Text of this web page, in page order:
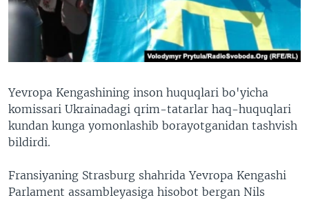
VIDEO
XABARLAR SURATLARDA
ODNOKLASSNIKI
TELEGRAM
TWITTER
SOUNDCLOUD
Yevropa Kengashining inson huquqlari bo'yicha
komissari Ukrainadagi qrim-tatarlar haq-huquqlari
kundan kunga yomonlashib borayotganidan tashvish
bildirdi.
Fransiyaning Strasburg shahrida Yevropa Kengashi
Parlament assambleyasiga hisobot bergan Nils